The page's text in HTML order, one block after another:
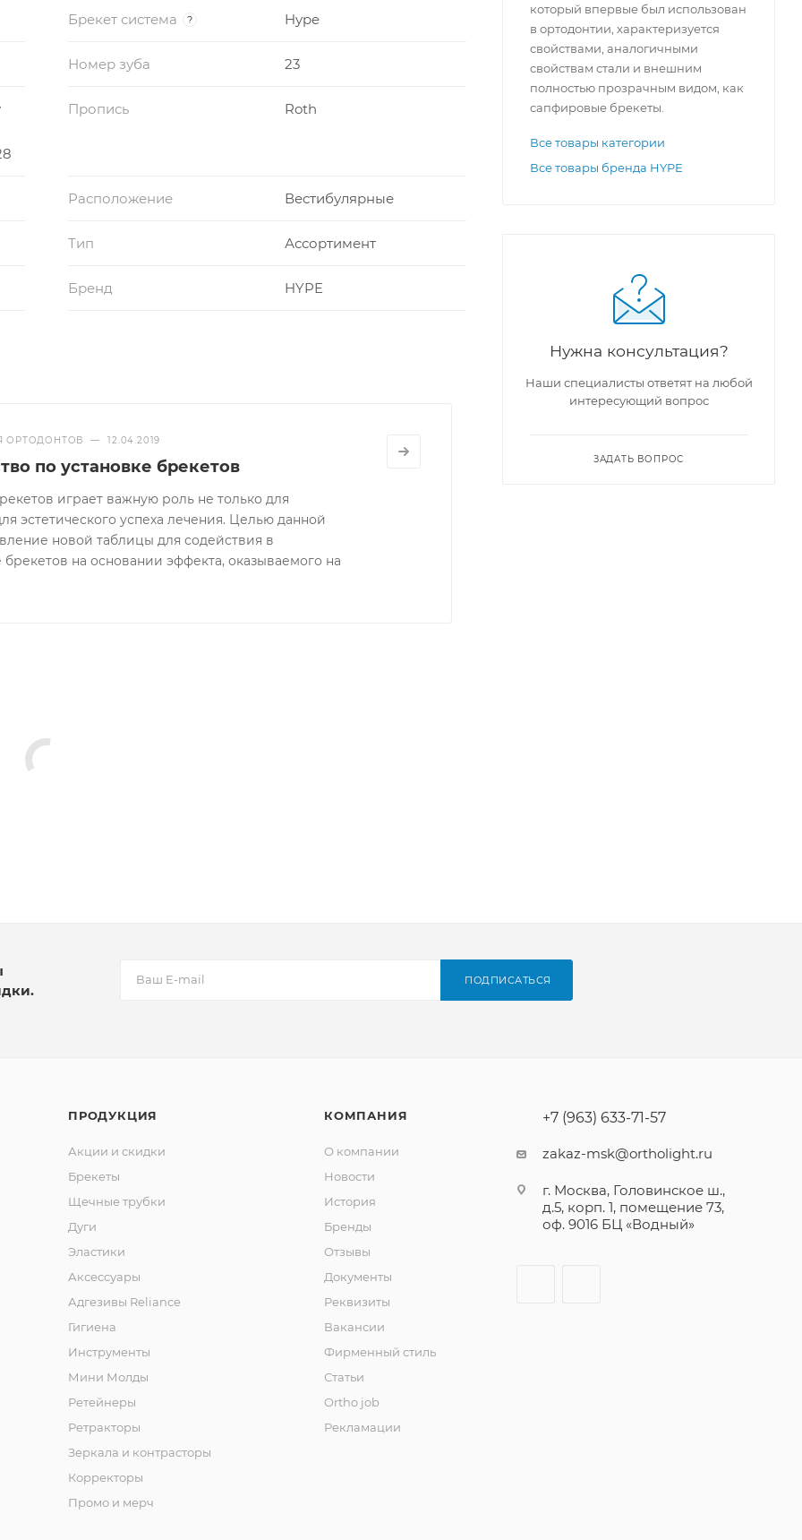
цветом
брекета, а так же устойчив к растрескиванию
при фиксации
Брекет система ? Hype
Номер зуба 23
Пропись Roth
Расположение Вестибулярные
Тип Ассортимент
Бренд HYPE
ОРТОДОНТОВ — 12.04.2019
по установке брекетов
играет важную роль не только для
эстетического успеха лечения. Целью данной
новой таблицы для содействия в
брекетов на основании эффекта, оказываемого на
который впервые был использован
в ортодонтии, характеризуется
свойствами, аналогичными
свойствам стали и внешним
полностью прозрачным видом, как
сапфировые брекеты.
Все товары категории
Все товары бренда HYPE
Нужна консультация?
Наши специалисты ответят на любой
интересующий вопрос
ЗАДАТЬ ВОПРОС
ПОДПИСАТЬСЯ
ПРОДУКЦИЯ
Акции и скидки
Брекеты
Щечные трубки
Дуги
Эластики
Аксессуары
Адгезивы Reliance
Гигиена
Инструменты
Мини Молды
Ретейнеры
Ретракторы
Зеркала и контраcторы
Корректоры
Промо и мерч
КОМПАНИЯ
О компании
Новости
История
Бренды
Отзывы
Документы
Реквизиты
Вакансии
Фирменный стиль
Статьи
Ortho job
Рекламации
+7 (963) 633-71-57
zakaz-msk@ortholight.ru
г. Москва, Головинское ш.,
д.5, корп. 1, помещение 73,
оф. 9016 БЦ «Водный»